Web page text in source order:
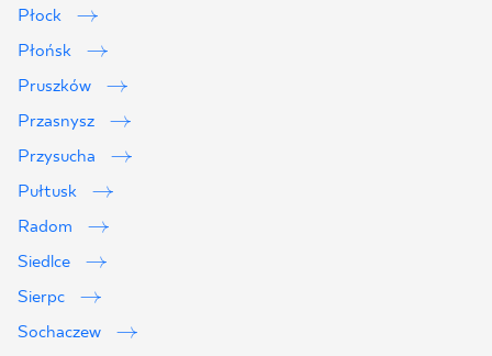
Płock
Płońsk
Pruszków
Przasnysz
Przysucha
Pułtusk
Radom
Siedlce
Sierpc
Sochaczew